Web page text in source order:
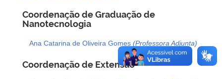
Coordenação de Graduação de
Nanotecnologia
Ana Catarina de Oliveira Gomes (Professora Adjunta)
Coordenação de Extensão